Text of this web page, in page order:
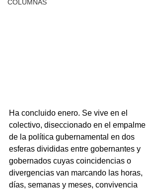
COLUMNAS
Ha concluido enero. Se vive en el
colectivo, diseccionado en el empalme
de la política gubernamental en dos
esferas divididas entre gobernantes y
gobernados cuyas coincidencias o
divergencias van marcando las horas,
días, semanas y meses, convivencia